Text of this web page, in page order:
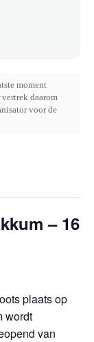
moment
daarom
voor de
– 16
plaats op
wordt
van